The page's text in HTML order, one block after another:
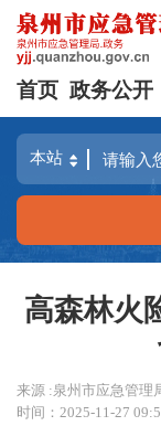
首页 政务公开
高森林火
来源 :泉州市应急管理
时间：2025-11-27